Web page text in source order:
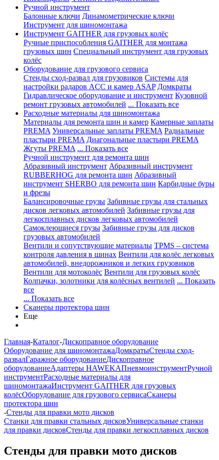
Ручной инструмент
Балонные ключи Динамометрические ключи
Инструмент для шиномонтажа
Инструмент GAITHER для грузовых колёс
Ручные приспособления GAITHER для монтажа
грузовых шин Специальный инструмент для грузовых
колёс
Оборудование для грузового сервиса
Стенды сход-развал для грузовиков Системы для
настройки радаров ACC и камер ASAP Домкраты
Гидравлическое оборудование и инструмент Кузовной
ремонт грузовых автомобилей ... Показать все
Расходные материалы для шиномонтажа
Материалы для ремонта шин и камер Камерные заплаты
PREMA Универсальные заплаты PREMA Радиальные
пластыри PREMA Диагональные пластыри PREMA
Жгуты PREMA ... Показать все
Ручной инструмент для ремонта шин
Абразивный инструмент Абразивный инструмент
RUBBERHOG для ремонта шин Абразивный
инструмент SHERBO для ремонта шин Карбидные буры
и фрезы
Балансировочные грузы Забивные грузы для стальных
дисков легковых автомобилей Забивные грузы для
легкосплавных дисков легковых автомобилей
Самоклеющиеся грузы Забивные грузы для дисков
грузовых автомобилей
Вентили и сопутствующие материалы TPMS – система
контроля давления в шинах Вентили для колёс легковых
автомобилей, внедорожников и легких грузовиков
Вентили для мотоколёс Вентили для грузовых колёс
Колпачки, золотники для колёсных вентилей ... Показать
все
... Показать все
Сканеры протектора шин
Еще
Главная-Каталог-Дископравное оборудование
Оборудование для шиномонтажаДомкратыСтенды сход-
развалГаражное оборудованиеДископравное
оборудованиеАдаптеры HAWEKAПневмоинструментРучной
инструментРасходные материалы для
шиномонтажаИнструмент GAITHER для грузовых
колёсОборудование для грузового сервисаСканеры
протектора шин
-Стенды для правки мото дисков
Станки для правки стальных дисковУниверсальные станки
для правки дисковСтенды для правки легкосплавных дисков
Стенды для правки мото дисков